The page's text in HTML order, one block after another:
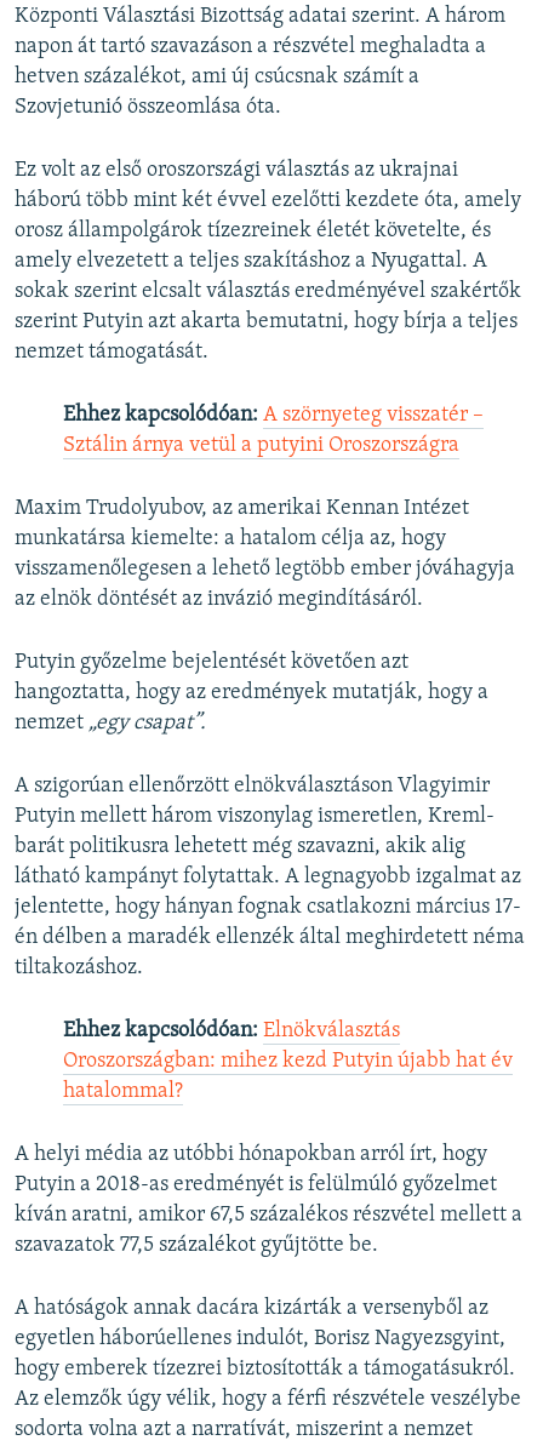
Központi Választási Bizottság adatai szerint. A három
napon át tartó szavazáson a részvétel meghaladta a
hetven százalékot, ami új csúcsnak számít a
Szovjetunió összeomlása óta.
Ez volt az első oroszországi választás az ukrajnai
háború több mint két évvel ezelőtti kezdete óta, amely
orosz állampolgárok tízezreinek életét követelte, és
amely elvezetett a teljes szakításhoz a Nyugattal. A
sokak szerint elcsalt választás eredményével szakértők
szerint Putyin azt akarta bemutatni, hogy bírja a teljes
nemzet támogatását.
Ehhez kapcsolódóan: A szörnyeteg visszatér –
Sztálin árnya vetül a putyini Oroszországra
Maxim Trudolyubov, az amerikai Kennan Intézet
munkatársa kiemelte: a hatalom célja az, hogy
visszamenőlegesen a lehető legtöbb ember jóváhagyja
az elnök döntését az invázió megindításáról.
Putyin győzelme bejelentését követően azt
hangoztatta, hogy az eredmények mutatják, hogy a
nemzet „egy csapat”.
A szigorúan ellenőrzött elnökválasztáson Vlagyimir
Putyin mellett három viszonylag ismeretlen, Kreml-
barát politikusra lehetett még szavazni, akik alig
látható kampányt folytattak. A legnagyobb izgalmat az
jelentette, hogy hányan fognak csatlakozni március 17-
én délben a maradék ellenzék által meghirdetett néma
tiltakozáshoz.
Ehhez kapcsolódóan: Elnökválasztás
Oroszországban: mihez kezd Putyin újabb hat év
hatalommal?
A helyi média az utóbbi hónapokban arról írt, hogy
Putyin a 2018-as eredményét is felülmúló győzelmet
kíván aratni, amikor 67,5 százalékos részvétel mellett a
szavazatok 77,5 százalékot gyűjtötte be.
A hatóságok annak dacára kizárták a versenyből az
egyetlen háborúellenes indulót, Borisz Nagyezsgyint,
hogy emberek tízezrei biztosították a támogatásukról.
Az elemzők úgy vélik, hogy a férfi részvétele veszélybe
sodorta volna azt a narratívát, miszerint a nemzet